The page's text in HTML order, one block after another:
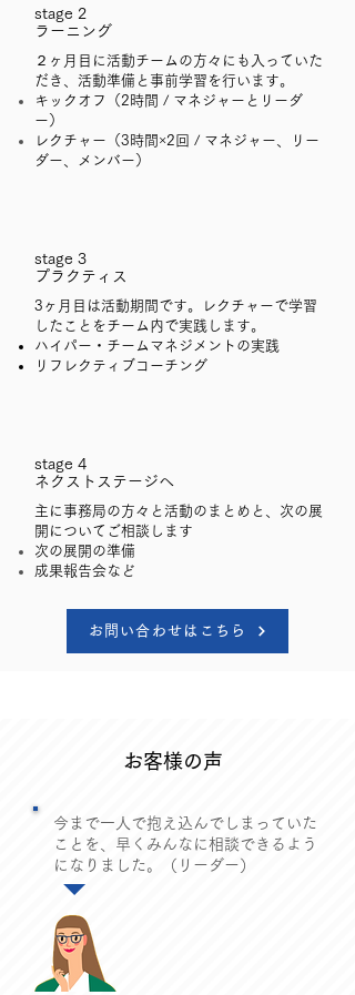
stage 2
ラーニング
２ヶ月目に活動チームの方々にも入っていた
だき、活動準備と事前学習を行います。
キックオフ（2時間 / マネジャーとリーダ
ー）
​レクチャー（3時間×2回 / マネジャー、リー
ダー、メンバー）
stage 3
プラクティス
3ヶ月目は活動期間です。レクチャーで学習
したことをチーム内で実践します。
ハイパー・チームマネジメントの実践
​リフレクティブコーチング
stage 4
ネクストステージへ
主に事務局の方々と活動のまとめと、次の展
開についてご相談します
次の展開の準備
成果報告会など
お問い合わせはこちら
お客様の声
今まで一人で抱え込んでしまっていた
ことを、早くみんなに相談できるよう
になりました。（リーダー）